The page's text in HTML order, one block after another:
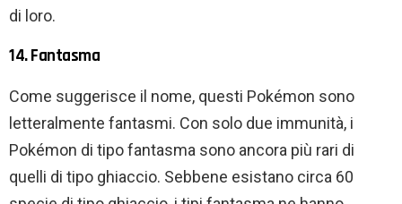
di loro.
14. Fantasma
Come suggerisce il nome, questi Pokémon sono
letteralmente fantasmi. Con solo due immunità, i
Pokémon di tipo fantasma sono ancora più rari di
quelli di tipo ghiaccio. Sebbene esistano circa 60